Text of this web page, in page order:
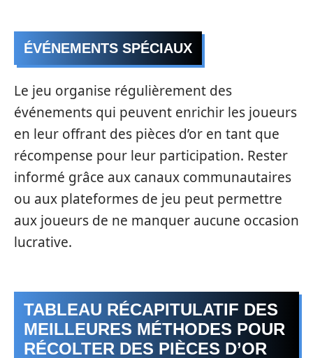
ÉVÉNEMENTS SPÉCIAUX
Le jeu organise régulièrement des
événements qui peuvent enrichir les joueurs
en leur offrant des pièces d’or en tant que
récompense pour leur participation. Rester
informé grâce aux canaux communautaires
ou aux plateformes de jeu peut permettre
aux joueurs de ne manquer aucune occasion
lucrative.
TABLEAU RÉCAPITULATIF DES
MEILLEURES MÉTHODES POUR
RÉCOLTER DES PIÈCES D’OR